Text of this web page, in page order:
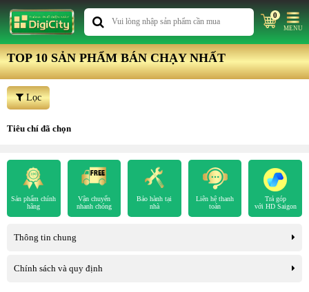
0
MENU
TOP 10 SẢN PHẨM BÁN CHẠY NHẤT
Lọc
Tiêu chí đã chọn
Sản phẩm chính
hãng
Vận chuyển
nhanh chóng
Bảo hành tại
nhà
Liên hệ thanh
toán
Trả góp
với HD Saigon
Thông tin chung
Chính sách và quy định